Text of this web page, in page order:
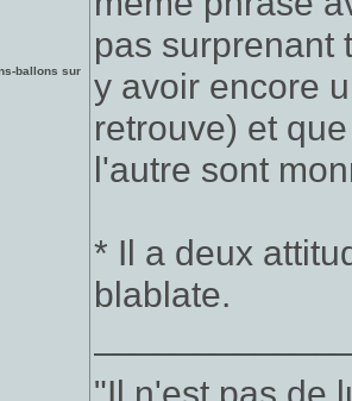
ballons sur
pas surprenant
y avoir encore
retrouve) et
l'autre sont
* Il a deux
blablate.
"Il n'est pas de